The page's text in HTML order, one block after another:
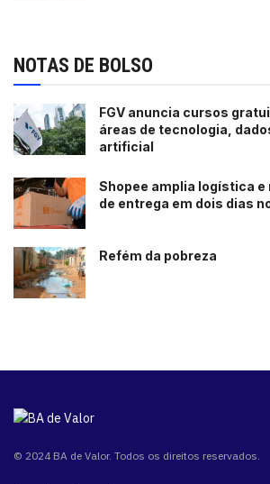
NOTAS DE BOLSO
FGV anuncia cursos
áreas de tecnologia,
artificial
Shopee amplia logística e
de entrega em dois dias
Refém da pobreza
© 2024 BA de Valor. Todos os direitos reservados.